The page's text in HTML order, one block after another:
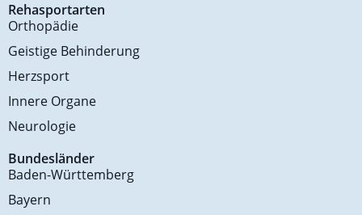
Rehasportarten
Orthopädie
Geistige Behinderung
Herzsport
Innere Organe
Neurologie
Bundesländer
Baden-Württemberg
Bayern